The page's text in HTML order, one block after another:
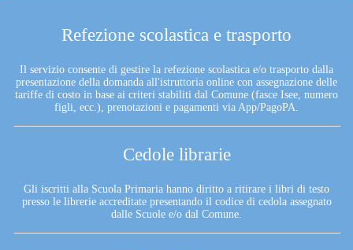
Refezione scolastica e trasporto
Il servizio consente di gestire la refezione scolastica e/o trasporto dalla
presentazione della domanda all'istruttoria online con assegnazione delle
tariffe di costo in base ai criteri stabiliti dal Comune (fasce Isee, numero
figli, ecc.), prenotazioni e pagamenti via App/PagoPA.
Cedole librarie
Gli iscritti alla Scuola Primaria hanno diritto a ritirare i libri di testo
presso le librerie accreditate presentando il codice di cedola assegnato
dalle Scuole e/o dal Comune.